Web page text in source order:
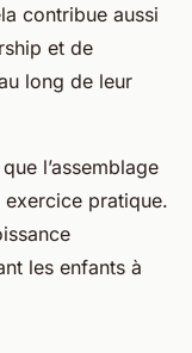
contribue aussi
et de
long de leur
l’assemblage
exercice pratique.
les enfants à